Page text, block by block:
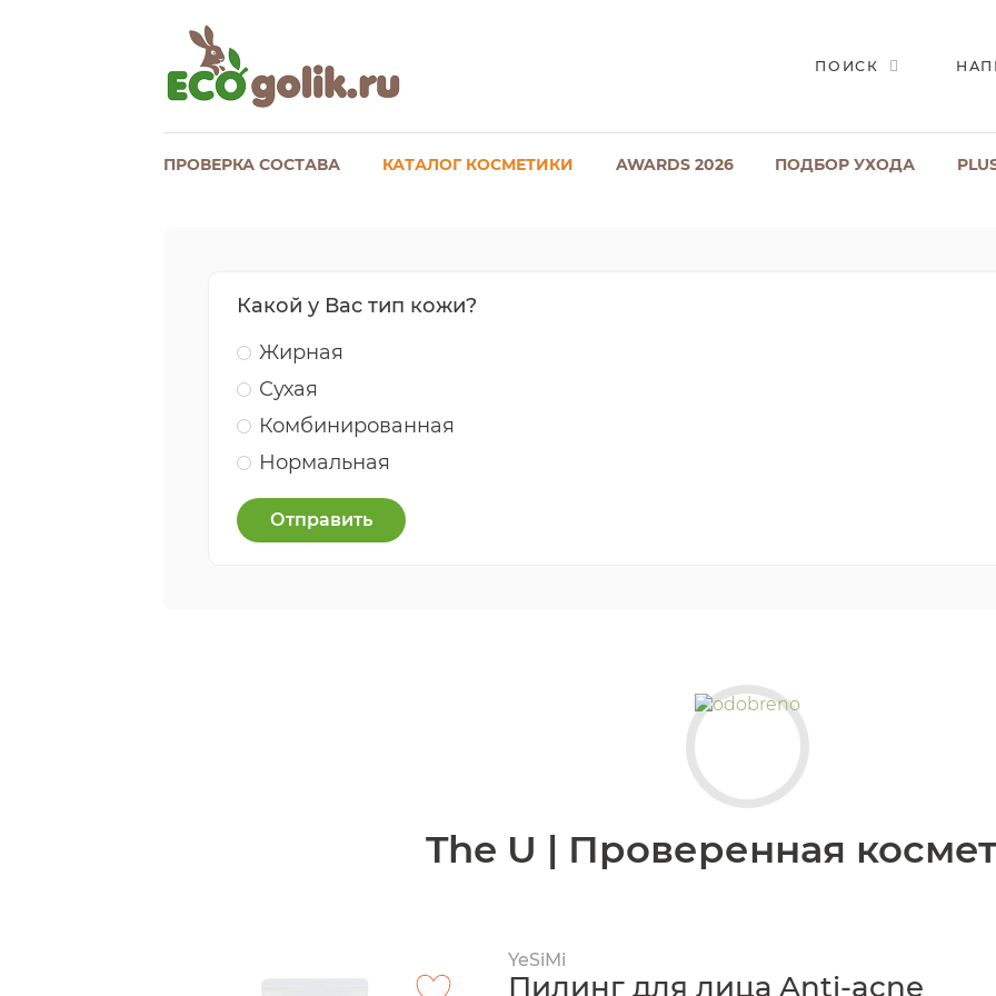
ПОИСК
ПРОВЕРКА СОСТАВА КАТАЛОГ КОСМЕТИКИ AWARDS 2026 ПОДБОР УХОДА
Какой у Вас тип кожи?
Жирная
Сухая
Комбинированная
Нормальная
Отправить
The U | Проверенная
YeSiMi
Пилинг для лица Anti-acne